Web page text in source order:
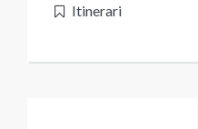
Itinerari